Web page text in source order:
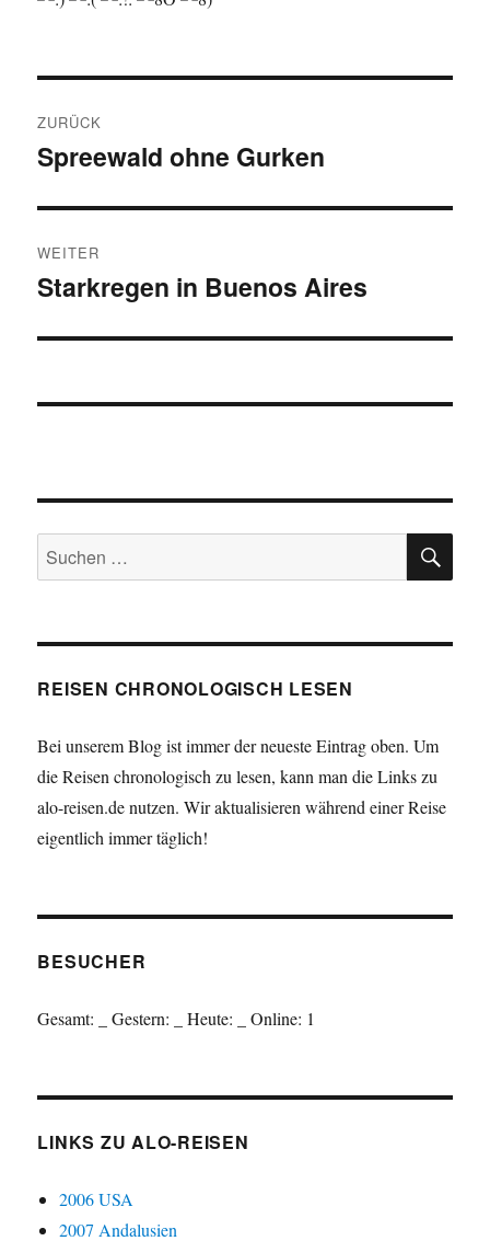
ZURÜCK
Vorheriger
Spreewald ohne Gurken
WEITER
Nächster
Starkregen in Buenos Aires
Suchen
nach:
REISEN CHRONOLOGISCH LESEN
Bei unserem Blog ist immer der neueste Eintrag oben. Um
die Reisen chronologisch zu lesen, kann man die Links zu
alo-reisen.de nutzen. Wir aktualisieren während einer Reise
eigentlich immer täglich!
BESUCHER
Gesamt: Gestern: Heute: Online: 1
LINKS ZU ALO-REISEN
2006 USA
2007 Andalusien